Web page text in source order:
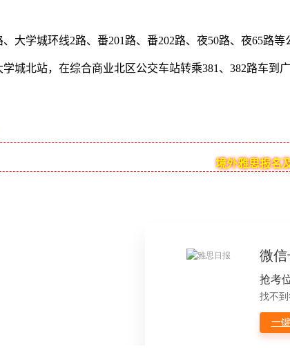
学城环线2路、番201路、番202路、夜50路、夜65路等
北站，在综合商业北区公交车站转乘381、382路车到广
境外雅思报名